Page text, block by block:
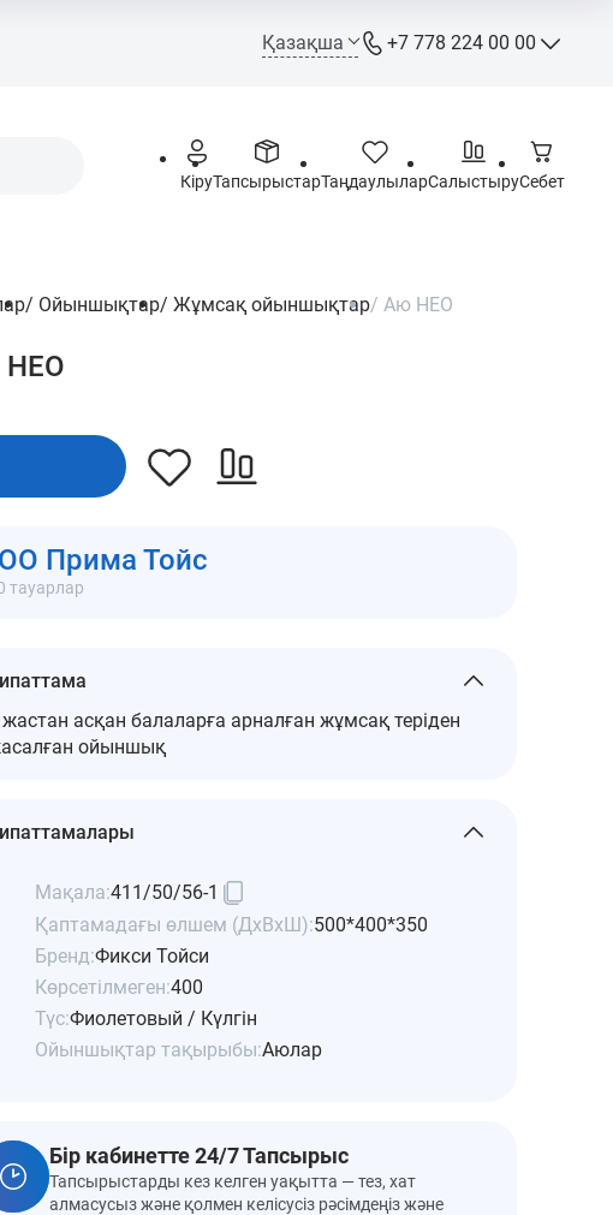
Қазақша +7 778 224 00 00
Call-орталық
+7 778 244 00 00
info@opt.kz
КіруТапсырыстарТаңдаулыларСалыстыруСебет
/ Ойыншықтар/ Жұмсақ ойыншықтар/ Аю НЕО
Прима Тойс
тауарлар
асқан балаларға арналған жұмсақ теріден
ойыншық
Мақала:411/50/56-1
Қаптамадағы өлшем (ДхВхШ):500*400*350
Бренд:Фикси Тойси
Көрсетілмеген:400
Түс:Фиолетовый / Күлгін
Ойыншықтар тақырыбы:Аюлар
Бір кабинетте 24/7 Тапсырыс
Тапсырыстарды кез келген уақытта — тез, хат
алмасусыз және қолмен келісусіз рәсімдеңіз және